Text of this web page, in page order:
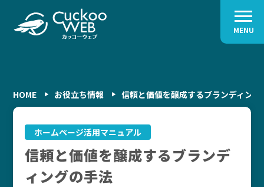
MENU
HOME お役立ち情報 信頼と価値を醸成するブランディング
ホームページ活用マニュアル
信頼と価値を醸成するブランデ
ィングの手法